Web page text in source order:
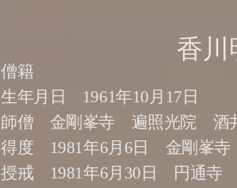
香川
僧籍
生年月日 1961年10月17日
師僧 金剛峯寺 遍照光院 酒
得度 1981年6月6日 金剛峯
授戒 1981年6月30日 円通寺